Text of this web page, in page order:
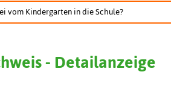
vom Kindergarten in die Schule?
- Detailanzeige